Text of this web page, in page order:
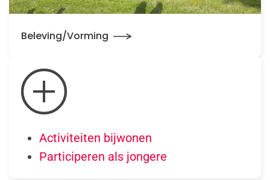
Beleving/Vorming
Activiteiten bijwonen
Participeren als jongere